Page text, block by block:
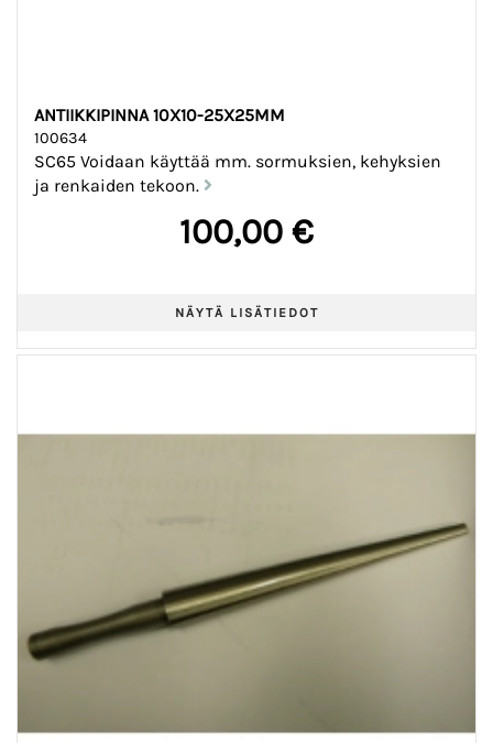
ANTIIKKIPINNA 10X10-25X25MM
100634
SC65 Voidaan käyttää mm. sormuksien, kehyksien
ja renkaiden tekoon.
100,00 €